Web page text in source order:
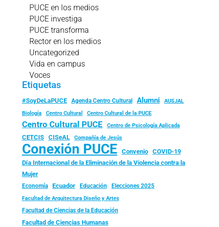
PUCE en los medios
PUCE investiga
PUCE transforma
Rector en los medios
Uncategorized
Vida en campus
Voces
Etiquetas
#SoyDeLaPUCE Agenda Centro Cultural Alumni
AUSJAL
Biología
Centro Cultural Centro Cultural de la PUCE
Centro Cultural PUCE Centro de Psicología Aplicada
CETCIS CISeAL Compañía de Jesús
Conexión PUCE Convenio
COVID-19
Día Internacional de la Eliminación de la Violencia contra la
Mujer
Economía Ecuador Educación Elecciones 2025
Facultad de Arquitectura Diseño y Artes
Facultad de Ciencias de la Educación
Facultad de Ciencias Humanas